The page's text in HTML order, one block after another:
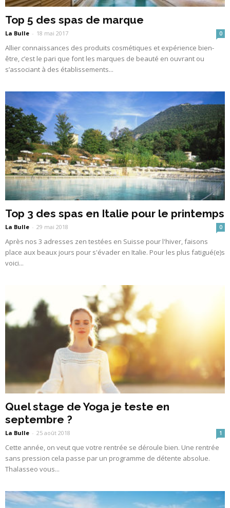
Top 5 des spas de marque
La Bulle - 18 mai 2017 0
Allier connaissances des produits cosmétiques et expérience bien-
être, c’est le pari que font les marques de beauté en ouvrant ou
s’associant à des établissements...
Top 3 des spas en Italie pour le printemps
La Bulle - 29 mai 2018 0
Après nos 3 adresses zen testées en Suisse pour l'hiver, faisons
place aux beaux jours pour s'évader en Italie. Pour les plus fatigué(e)s
voici...
Quel stage de Yoga je teste en
septembre ?
La Bulle - 25 août 2018 1
Cette année, on veut que votre rentrée se déroule bien. Une rentrée
sans pression cela passe par un programme de détente absolue.
Thalasseo vous...